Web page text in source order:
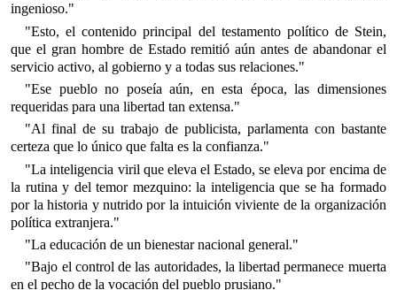
ingenioso."
"Esto, el contenido principal del testamento político de Stein,
que el gran hombre de Estado remitió aún antes de abandonar el
servicio activo, al gobierno y a todas sus relaciones."
"Ese pueblo no poseía aún, en esta época, las dimensiones
requeridas para una libertad tan extensa."
"Al final de su trabajo de publicista, parlamenta con bastante
certeza que lo único que falta es la confianza."
"La inteligencia viril que eleva el Estado, se eleva por encima de
la rutina y del temor mezquino: la inteligencia que se ha formado
por la historia y nutrido por la intuición viviente de la organización
política extranjera."
"La educación de un bienestar nacional general."
"Bajo el control de las autoridades, la libertad permanece muerta
en el pecho de la vocación del pueblo prusiano."